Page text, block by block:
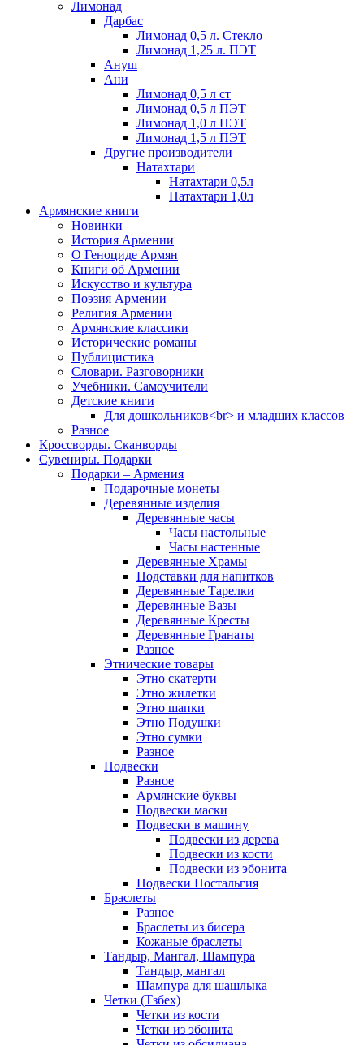
Лимонад
Дарбас
Лимонад 0,5 л. Стекло
Лимонад 1,25 л. ПЭТ
Ануш
Ани
Лимонад 0,5 л ст
Лимонад 0,5 л ПЭТ
Лимонад 1,0 л ПЭТ
Лимонад 1,5 л ПЭТ
Другие производители
Натахтари
Натахтари 0,5л
Натахтари 1,0л
Армянские книги
Новинки
История Армении
О Геноциде Армян
Книги об Армении
Иcкусство и культура
Поэзия Армении
Религия Армении
Армянские классики
Исторические романы
Публицистика
Словари. Разговорники
Учебники. Самоучители
Детские книги
Для дошкольников<br> и младших классов
Разное
Кроссворды. Сканворды
Сувениры. Подарки
Подарки – Армения
Подарочные монеты
Деревянные изделия
Деревянные часы
Часы настольные
Часы настенные
Деревянные Храмы
Подставки для напитков
Деревянные Тарелки
Деревянные Вазы
Деревянные Кресты
Деревянные Гранаты
Разное
Этнические товары
Этно скатерти
Этно жилетки
Этно шапки
Этно Подушки
Этно сумки
Разное
Подвески
Разное
Армянские буквы
Подвески маски
Подвески в машину
Подвески из дерева
Подвески из кости
Подвески из эбонита
Подвески Ностальгия
Браслеты
Разное
Браслеты из бисера
Кожаные браслеты
Тандыр, Мангал, Шампура
Тандыр, мангал
Шампура для шашлыка
Четки (Тзбех)
Четки из кости
Четки из эбонита